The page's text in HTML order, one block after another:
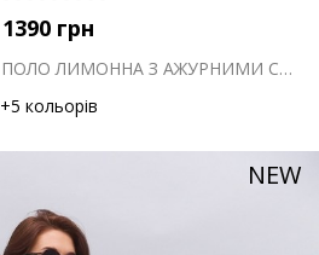
1390 грн
ЖІНОЧА В`ЯЗАНА КОФТА ПОЛО ЛИМОННА З АЖУРНИМИ СМУЖКАМИ
+5 кольорів
NEW